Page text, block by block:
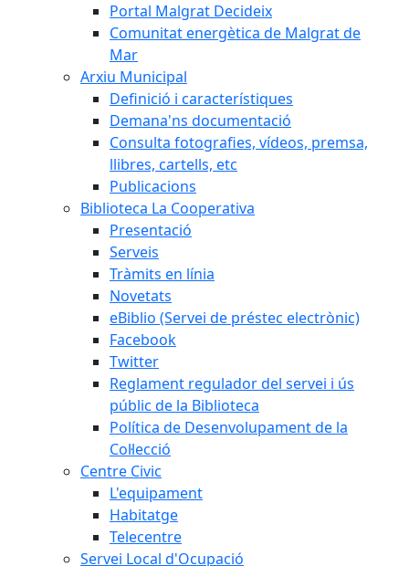
Portal Malgrat Decideix
Comunitat energètica de Malgrat de
Mar
Arxiu Municipal
Definició i característiques
Demana'ns documentació
Consulta fotografies, vídeos, premsa,
llibres, cartells, etc
Publicacions
Biblioteca La Cooperativa
Presentació
Serveis
Tràmits en línia
Novetats
eBiblio (Servei de préstec electrònic)
Facebook
Twitter
Reglament regulador del servei i ús
públic de la Biblioteca
Política de Desenvolupament de la
Col·lecció
Centre Civic
L'equipament
Habitatge
Telecentre
Servei Local d'Ocupació